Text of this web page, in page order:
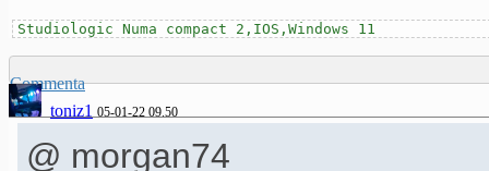
Studiologic Numa compact 2,IOS,Windows 11
Commenta
toniz1 05-01-22 09.50
@ morgan74